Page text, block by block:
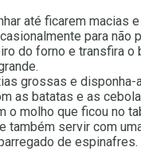
até ficarem macias
para não
do forno e transfira o
grossas e disponha-
as batatas e as
o molho que ficou no
também servir com
de espinafres.